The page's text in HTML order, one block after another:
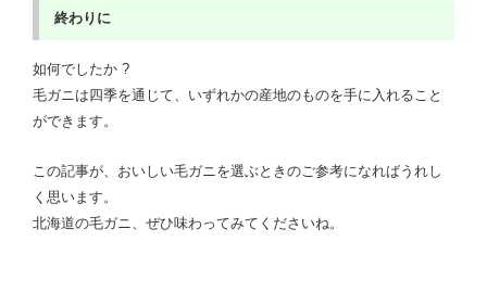
終わりに
如何でしたか ?
毛ガニは四季を通じて、いずれかの産地のものを手に入れること
ができます。
この記事が、おいしい毛ガニを選ぶときのご参考になればうれし
く思います。
北海道の毛ガニ、ぜひ味わってみてくださいね。